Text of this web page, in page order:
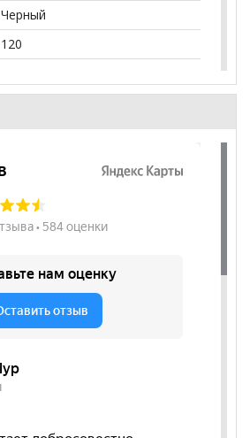
Черный
120
да
да
Черный
Тайпит